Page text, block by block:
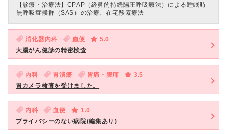
【診療・治療法】 CPAP（経鼻的持続陽圧呼吸療法）による睡眠時
無呼吸症候群（SAS）の治療、在宅酸素療法
消化器内科 血便
5.0
大腸がん健診の精密検査
内科 胃潰瘍 胃痛・腹痛
3.5
胃カメラ検査を受けました。
内科 血便
1.0
プライバシーのない病院(編集あり)